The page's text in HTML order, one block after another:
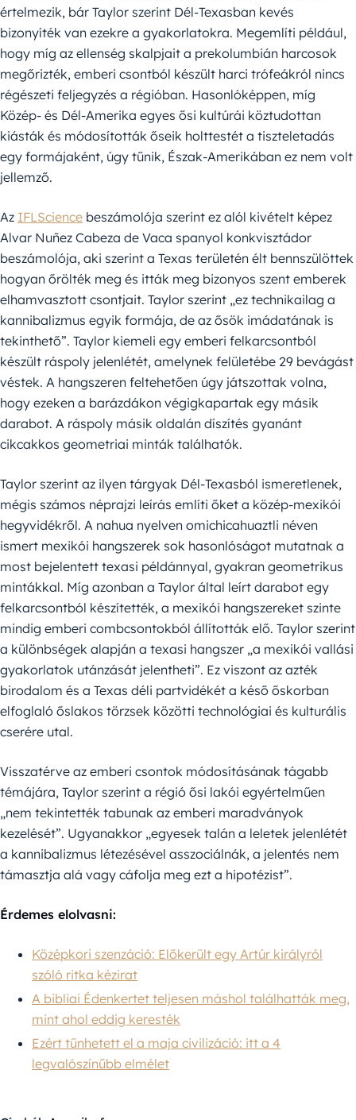
értelmezik, bár Taylor szerint Dél-Texasban kevés
bizonyíték van ezekre a gyakorlatokra. Megemlíti például,
hogy míg az ellenség skalpjait a prekolumbián harcosok
megőrizték, emberi csontból készült harci trófeákról nincs
régészeti feljegyzés a régióban. Hasonlóképpen, míg
Közép- és Dél-Amerika egyes ősi kultúrái köztudottan
kiásták és módosították őseik holttestét a tiszteletadás
egy formájaként, úgy tűnik, Észak-Amerikában ez nem volt
jellemző.
Az IFLScience beszámolója szerint ez alól kivételt képez
Alvar Nuñez Cabeza de Vaca spanyol konkvisztádor
beszámolója, aki szerint a Texas területén élt bennszülöttek
hogyan őrölték meg és itták meg bizonyos szent emberek
elhamvasztott csontjait. Taylor szerint „ez technikailag a
kannibalizmus egyik formája, de az ősök imádatának is
tekinthető”. Taylor kiemeli egy emberi felkarcsontból
készült ráspoly jelenlétét, amelynek felületébe 29 bevágást
véstek. A hangszeren feltehetően úgy játszottak volna,
hogy ezeken a barázdákon végigkapartak egy másik
darabot. A ráspoly másik oldalán díszítés gyanánt
cikcakkos geometriai minták találhatók.
Taylor szerint az ilyen tárgyak Dél-Texasból ismeretlenek,
mégis számos néprajzi leírás említi őket a közép-mexikói
hegyvidékről. A nahua nyelven omichicahuaztli néven
ismert mexikói hangszerek sok hasonlóságot mutatnak a
most bejelentett texasi példánnyal, gyakran geometrikus
mintákkal. Míg azonban a Taylor által leírt darabot egy
felkarcsontból készítették, a mexikói hangszereket szinte
mindig emberi combcsontokból állították elő. Taylor szerint
a különbségek alapján a texasi hangszer „a mexikói vallási
gyakorlatok utánzását jelentheti”. Ez viszont az azték
birodalom és a Texas déli partvidékét a késő őskorban
elfoglaló őslakos törzsek közötti technológiai és kulturális
cserére utal.
Visszatérve az emberi csontok módosításának tágabb
témájára, Taylor szerint a régió ősi lakói egyértelműen
„nem tekintették tabunak az emberi maradványok
kezelését”. Ugyanakkor „egyesek talán a leletek jelenlétét
a kannibalizmus létezésével asszociálnák, a jelentés nem
támasztja alá vagy cáfolja meg ezt a hipotézist”.
Érdemes elolvasni:
Középkori szenzáció: Előkerült egy Artúr királyról
szóló ritka kézirat
A bibliai Édenkertet teljesen máshol találhatták meg,
mint ahol eddig keresték
Ezért tűnhetett el a maja civilizáció: itt a 4
legvalószínűbb elmélet